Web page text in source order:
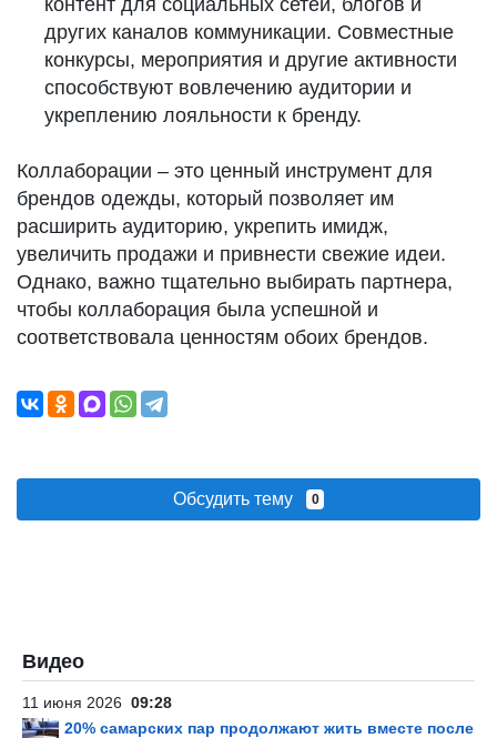
контент для социальных сетей, блогов и
других каналов коммуникации. Совместные
конкурсы, мероприятия и другие активности
способствуют вовлечению аудитории и
укреплению лояльности к бренду.
Коллаборации – это ценный инструмент для
брендов одежды, который позволяет им
расширить аудиторию, укрепить имидж,
увеличить продажи и привнести свежие идеи.
Однако, важно тщательно выбирать партнера,
чтобы коллаборация была успешной и
соответствовала ценностям обоих брендов.
Обсудить тему 0
Видео
11 июня 2026 09:28
20% самарских пар продолжают жить вместе после